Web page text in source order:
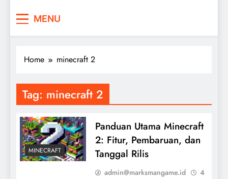
MENU
Home minecraft 2
Tag: minecraft 2
MINECRAFT
Panduan Utama Minecraft
2: Fitur, Pembaruan, dan
Tanggal Rilis
admin@marksmangame.id
4